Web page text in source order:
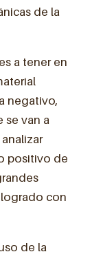
de la
a tener en
negativo,
se van a
positivo de
con
de la